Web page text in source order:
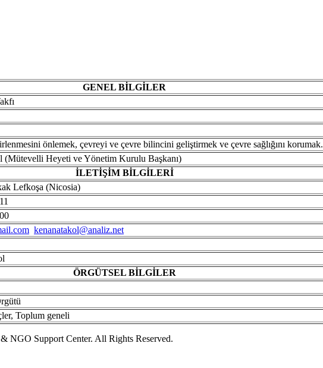
GENEL BİLGİLER
önlemek, çevreyi ve çevre bilincini geliştirmek ve çevre sağlığını korumak.
(Mütevelli Heyeti ve Yönetim Kurulu Başkanı)
İLETİŞİM BİLGİLERİ
Lefkoşa (Nicosia)
kenanatakol@analiz.net
ÖRGÜTSELBİLGİLER
Toplum geneli
NGO Support Center. All Rights Reserved.